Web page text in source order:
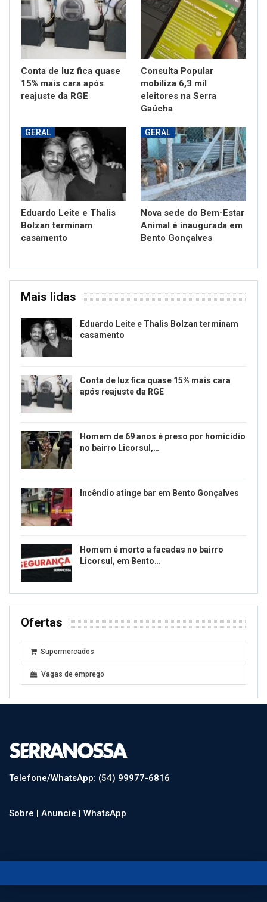
Conta de luz fica quase
15% mais cara após
reajuste da RGE
Consulta Popular
mobiliza 6,3 mil
eleitores na Serra
Gaúcha
GERAL
Eduardo Leite e Thalis
Bolzan terminam
casamento
GERAL
Nova sede do Bem-Estar
Animal é inaugurada em
Bento Gonçalves
Mais lidas
Eduardo Leite e Thalis Bolzan terminam
casamento
Conta de luz fica quase 15% mais cara
após reajuste da RGE
Homem de 69 anos é preso por homicídio
no bairro Licorsul,…
Incêndio atinge bar em Bento Gonçalves
Homem é morto a facadas no bairro
Licorsul, em Bento…
Ofertas
Supermercados
Vagas de emprego
Telefone/WhatsApp: (54) 99977-6816
Sobre | Anuncie | WhatsApp